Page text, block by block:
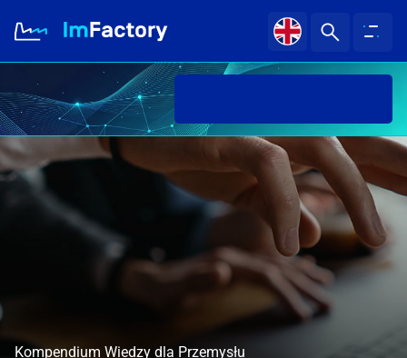
O nas
Branże i Rozwiązania
Case study
Kariera
Kompendium Wiedzy dla Przemysłu